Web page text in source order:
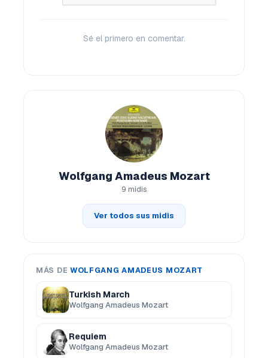
Sé el primero en comentar.
Wolfgang Amadeus Mozart
9 midis
Ver todos sus midis
MÁS DE WOLFGANG AMADEUS MOZART
Turkish March
Wolfgang Amadeus Mozart
Requiem
Wolfgang Amadeus Mozart